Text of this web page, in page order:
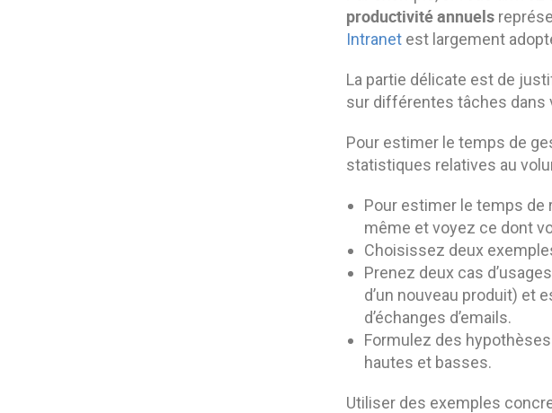
productivité annuels
Intranetest largement
La partie délicate est de
sur différentes tâches dans
Pour estimer le temps de
statistiques relatives au
Pour estimer le temps de
même et voyez ce dont
Choisissez deux
Prenez deux cas
d’un nouveau produit) et
d’échanges d’emails.
Formulez des
hautes et basses.
Utiliser des exemples